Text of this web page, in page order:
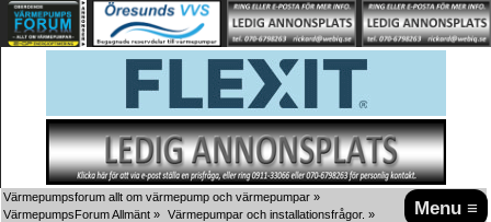
Menu ≡
Värmepumpsforum allt om värmepump och värmepumpar »
VärmepumpsForum Allmänt » Värmepumpar och installationsfrågor. »